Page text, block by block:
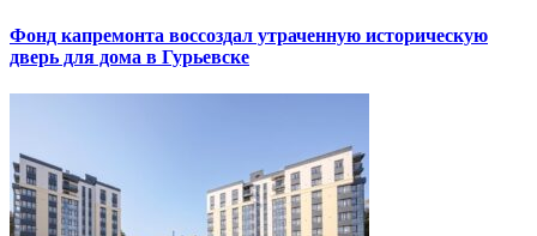
Фонд капремонта воссоздал утраченную историческую
дверь для дома в Гурьевске